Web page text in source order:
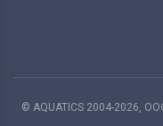
© AQUATICS 2004-2026,